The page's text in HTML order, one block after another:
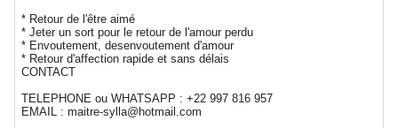
* Retour de l'être aimé
* Jeter un sort pour le retour de l'amour perdu
* Envoutement, desenvoutement d'amour
* Retour d'affection rapide et sans délais
CONTACT
TELEPHONE ou WHATSAPP : +22 997 816 957
EMAIL : maitre-sylla@hotmail.com